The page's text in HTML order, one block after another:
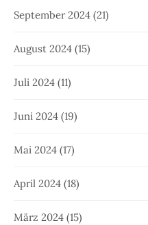
September 2024 (21)
August 2024 (15)
Juli 2024 (11)
Juni 2024 (19)
Mai 2024 (17)
April 2024 (18)
März 2024 (15)